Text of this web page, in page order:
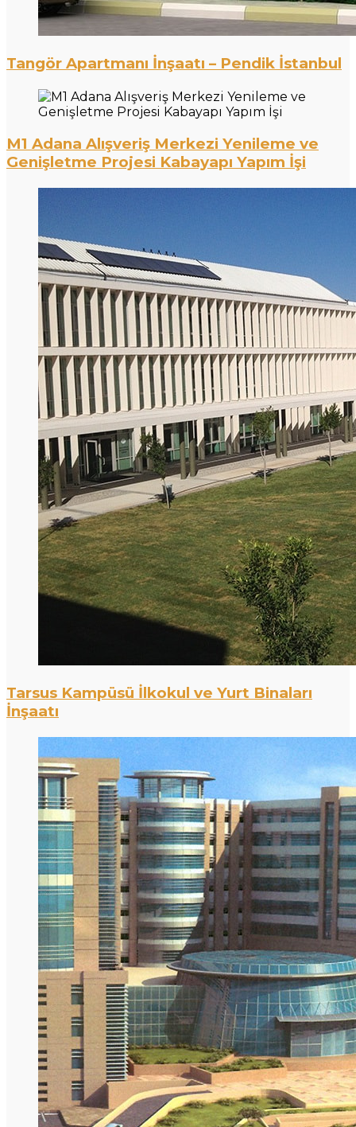
Tangör Apartmanı İnşaatı – Pendik İstanbul
M1 Adana Alışveriş Merkezi Yenileme ve
Genişletme Projesi Kabayapı Yapım İşi
Tarsus Kampüsü İlkokul ve Yurt Binaları
İnşaatı